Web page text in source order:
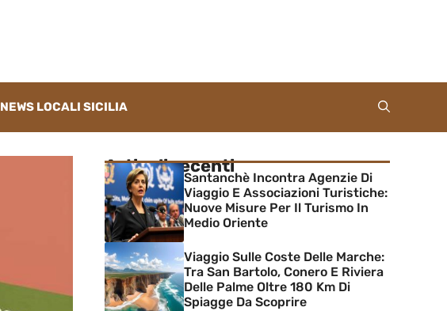
NEWS LOCALI SICILIA
Articoli recenti
Santanchè Incontra Agenzie Di
Viaggio E Associazioni Turistiche:
Nuove Misure Per Il Turismo In
Medio Oriente
Viaggio Sulle Coste Delle Marche:
Tra San Bartolo, Conero E Riviera
Delle Palme Oltre 180 Km Di
Spiagge Da Scoprire